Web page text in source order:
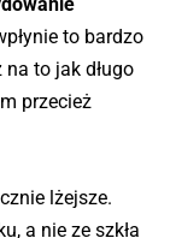
to bardzo
to jak długo
przecież
lżejsze.
a nie ze szkła